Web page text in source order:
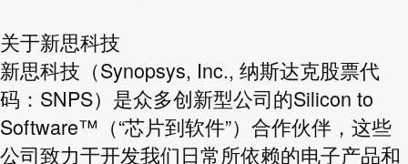
关于新思科技
新思科技（Synopsys, Inc., 纳斯达克股票代
码：SNPS）是众多创新型公司的Silicon to
Software™（“芯片到软件”）合作伙伴，这些
公司致力于开发我们日常所依赖的电子产品和